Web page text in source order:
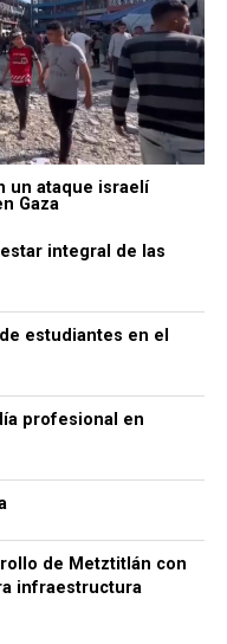
un ataque israelí
Gaza
integral de las
estudiantes en el
profesional en
de Metztitlán con
infraestructura